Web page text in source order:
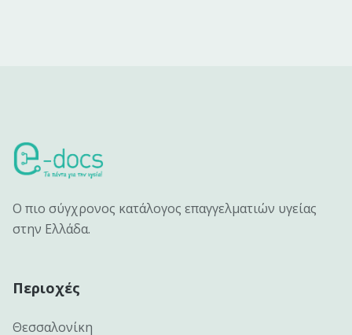
Ο πιο σύγχρονος κατάλογος επαγγελματιών υγείας
στην Ελλάδα.
Περιοχές
Θεσσαλονίκη